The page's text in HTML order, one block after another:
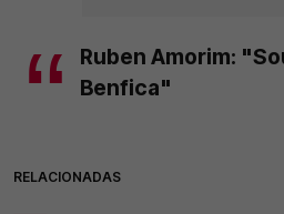
Ruben Amorim:
Benfica"
RELACIONADAS